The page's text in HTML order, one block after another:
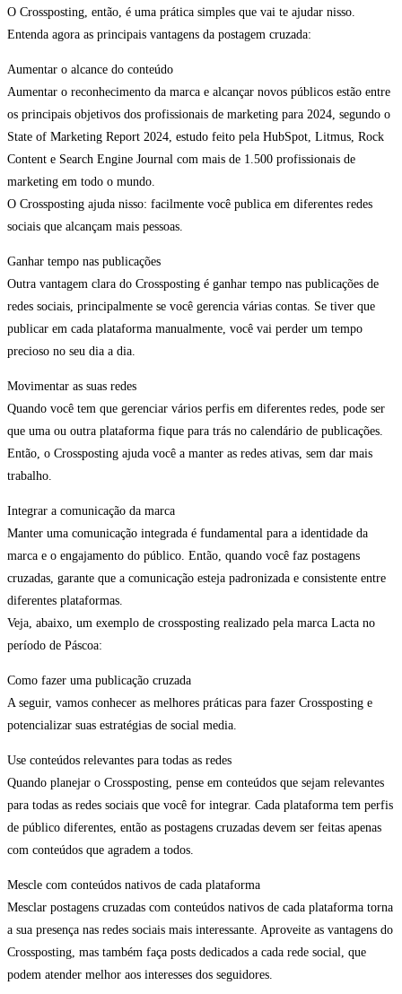
O Crossposting, então, é uma prática simples que vai te ajudar nisso.
Entenda agora as principais vantagens da postagem cruzada:
Aumentar o alcance do conteúdo
Aumentar o reconhecimento da marca e alcançar novos públicos estão entre
os principais objetivos dos profissionais de marketing para 2024, segundo o
State of Marketing Report 2024, estudo feito pela HubSpot, Litmus, Rock
Content e Search Engine Journal com mais de 1.500 profissionais de
marketing em todo o mundo.
O Crossposting ajuda nisso: facilmente você publica em diferentes redes
sociais que alcançam mais pessoas.
Ganhar tempo nas publicações
Outra vantagem clara do Crossposting é ganhar tempo nas publicações de
redes sociais, principalmente se você gerencia várias contas. Se tiver que
publicar em cada plataforma manualmente, você vai perder um tempo
precioso no seu dia a dia.
Movimentar as suas redes
Quando você tem que gerenciar vários perfis em diferentes redes, pode ser
que uma ou outra plataforma fique para trás no calendário de publicações.
Então, o Crossposting ajuda você a manter as redes ativas, sem dar mais
trabalho.
Integrar a comunicação da marca
Manter uma comunicação integrada é fundamental para a identidade da
marca e o engajamento do público. Então, quando você faz postagens
cruzadas, garante que a comunicação esteja padronizada e consistente entre
diferentes plataformas.
Veja, abaixo, um exemplo de crossposting realizado pela marca Lacta no
período de Páscoa:
Como fazer uma publicação cruzada
A seguir, vamos conhecer as melhores práticas para fazer Crossposting e
potencializar suas estratégias de social media.
Use conteúdos relevantes para todas as redes
Quando planejar o Crossposting, pense em conteúdos que sejam relevantes
para todas as redes sociais que você for integrar. Cada plataforma tem perfis
de público diferentes, então as postagens cruzadas devem ser feitas apenas
com conteúdos que agradem a todos.
Mescle com conteúdos nativos de cada plataforma
Mesclar postagens cruzadas com conteúdos nativos de cada plataforma torna
a sua presença nas redes sociais mais interessante. Aproveite as vantagens do
Crossposting, mas também faça posts dedicados a cada rede social, que
podem atender melhor aos interesses dos seguidores.